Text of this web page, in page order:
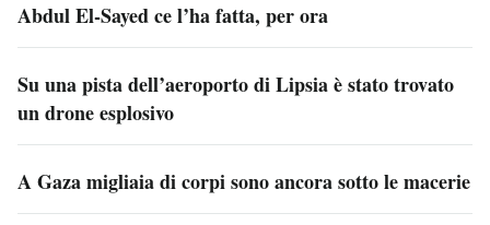
Abdul El-Sayed ce l’ha fatta, per ora
Su una pista dell’aeroporto di Lipsia è stato trovato
un drone esplosivo
A Gaza migliaia di corpi sono ancora sotto le macerie